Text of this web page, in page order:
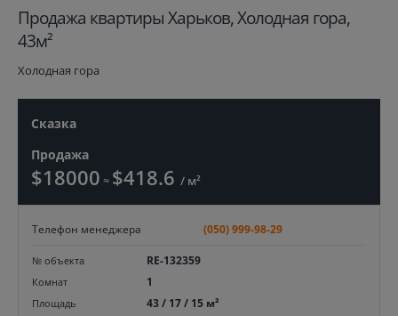
Продажа квартиры Харьков, Холодная гора,
43м²
Холодная гора
Сказка
Продажа
$18000 ≈ $418.6 / м²
Телефон менеджера (050) 999-98-29
№ объекта RE-132359
Комнат 1
Площадь 43 / 17 / 15 м²